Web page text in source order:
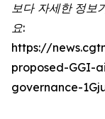
보다 자세한 정보
요:
https://
proposed-GGI-
governance-